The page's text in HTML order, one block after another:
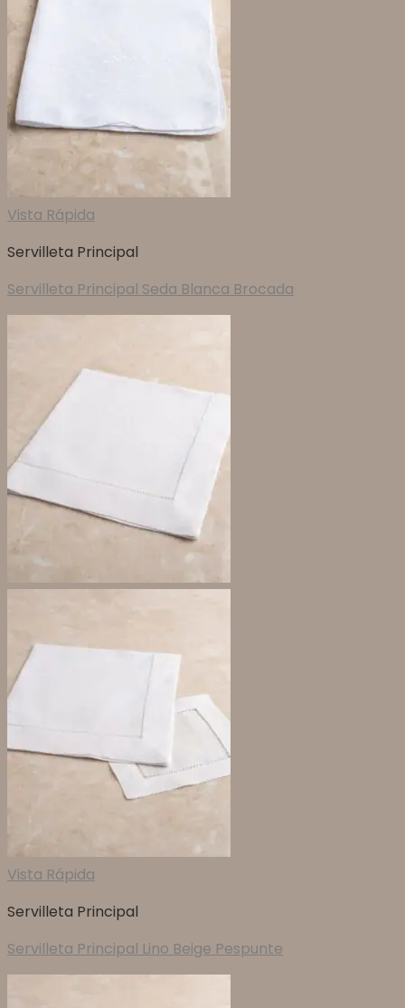
Vista Rápida
Servilleta Principal
Servilleta Principal Seda Blanca Brocada
Vista Rápida
Servilleta Principal
Servilleta Principal Lino Beige Pespunte